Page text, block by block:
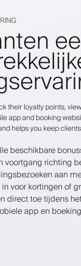
their loyalty points,
app and booking
helps you keep
beschikbare
voortgang richting
aan
voor kortingen of
direct toe tijdens
app en